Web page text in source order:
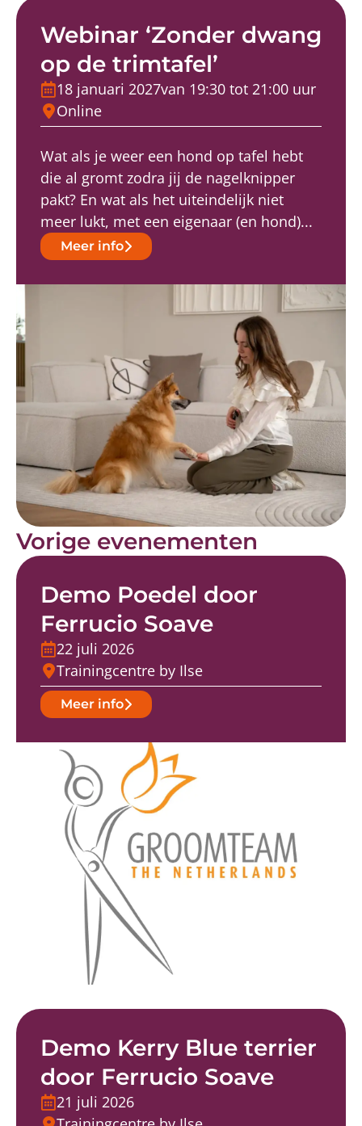
Webinar ‘Zonder dwang
op de trimtafel’
18 januari 2027van 19:30 tot 21:00 uur
Online
Wat als je weer een hond op tafel hebt
die al gromt zodra jij de nagelknipper
pakt? En wat als het uiteindelijk niet
meer lukt, met een eigenaar (en hond)...
Meer info
Vorige evenementen
Demo Poedel door
Ferrucio Soave
22 juli 2026
Trainingcentre by Ilse
Meer info
Demo Kerry Blue terrier
door Ferrucio Soave
21 juli 2026